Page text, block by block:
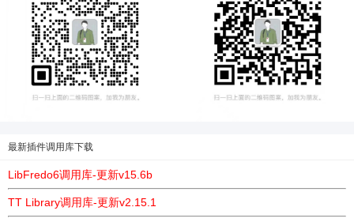
最新插件调用库下载
LibFredo6调用库-更新v15.6b
TT Library调用库-更新v2.15.1